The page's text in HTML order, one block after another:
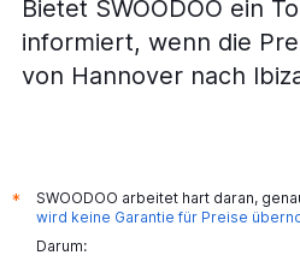
Bietet SWOODOO ein
informiert, wenn die
von Hannover nach
*
SWOODOO arbeitet hart daran,
wird keine Garantie für Preise
Darum: